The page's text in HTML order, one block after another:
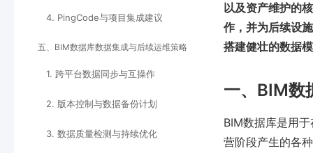
4. PingCode与项目集成建议
五、BIM数据库数据集成与后续运维策略
1. 跨平台数据同步与互操作
2. 版本控制与数据备份计划
3. 数据质量检测与持续优化
以及资产维护的
作，并为后续设
搭建健壮的数据
一、BIM数
BIM数据库是用
营阶段产生的各